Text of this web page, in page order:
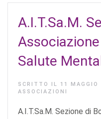
A.I.T.Sa.M.
Salute
SCRITTO IL 11 MAGGIO
ASSOCIAZIONI
A.I.T.Sa.M. Sezione di